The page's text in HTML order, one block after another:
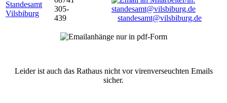
Standesamt
Vilsbiburg
305-
439
standesamt@vilsbiburg.de
Leider ist auch das Rathaus nicht vor virenverseuchten Emails
sicher.